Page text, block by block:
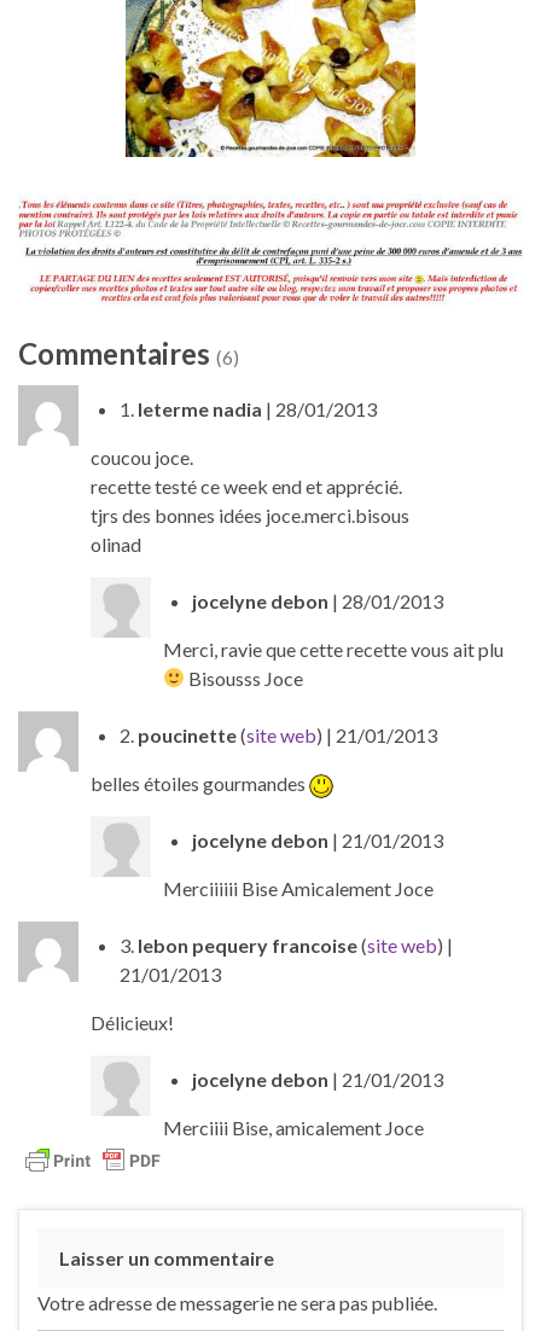
Commentaires (6)
1. leterme nadia | 28/01/2013
coucou joce.
recette testé ce week end et apprécié.
tjrs des bonnes idées joce.merci.bisous
olinad
jocelyne debon | 28/01/2013
Merci, ravie que cette recette vous ait plu
Bisousss Joce
2. poucinette(site web) | 21/01/2013
belles étoiles gourmandes
jocelyne debon | 21/01/2013
Merciiiiii Bise Amicalement Joce
3. lebon pequery francoise(site web) |
21/01/2013
Délicieux!
jocelyne debon | 21/01/2013
Merciiii Bise, amicalement Joce
Laisser un commentaire
Votre adresse de messagerie ne sera pas publiée.